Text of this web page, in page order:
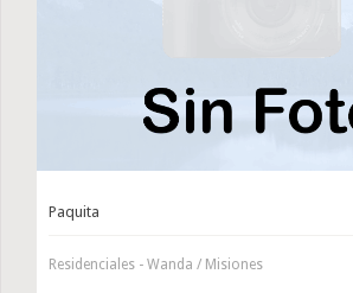
Paquita
Residenciales - Wanda / Misiones